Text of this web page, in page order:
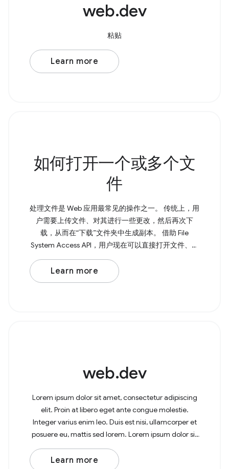
web.dev
粘贴
Learn more
如何打开一个或多个文
件
处理文件是 Web 应用最常见的操作之一。 传统上，用
户需要上传文件、对其进行一些更改，然后再次下
载，从而在“下载”文件夹中生成副本。 借助 File
System Access API，用户现在可以直接打开文件、进
行修改，并将更改保存回原始文件。 如需打开文件，
请调用 showOpenFilePicker() ， 该方法会返回一个
Promise，其中包含 所选文件或多个文件的数组。如
Learn more
web.dev
Lorem ipsum dolor sit amet, consectetur adipiscing
elit. Proin at libero eget ante congue molestie.
Integer varius enim leo. Duis est nisi, ullamcorper et
posuere eu, mattis sed lorem. Lorem ipsum dolor sit
amet, consectetur adipiscing elit. In at
Learn more